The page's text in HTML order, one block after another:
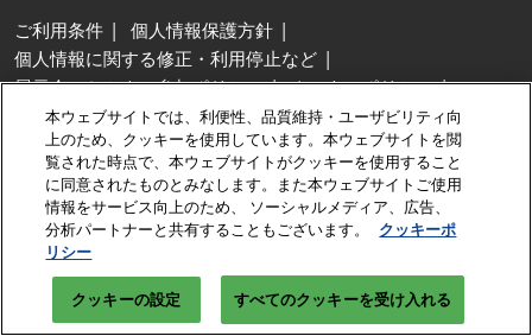
ご利用条件
個人情報保護方針
個人情報に関する修正・利用停止など
展示会・セミナー参加ポリシー
クッキーポリシー
クッキーの設定
Copyright © RX Japan GK
本ウェブサイトでは、利便性、品質維持・ユーザビリティ向
上のため、クッキーを使用しています。本ウェブサイトを閲
覧された時点で、本ウェブサイトがクッキーを使用すること
に同意されたものとみなします。また本ウェブサイトご使用
情報をサービス向上のため、 ソーシャルメディア、広告、
分析パートナーと共有することもございます。
クッキーポ
リシー
クッキーの設定 すべてのクッキーを受け入れる